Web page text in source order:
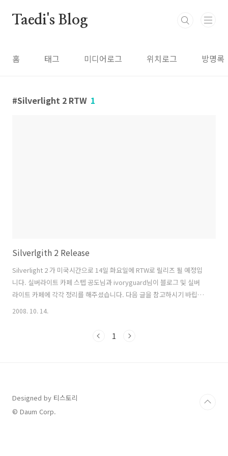
Taedi's Blog
홈 태그 미디어로그 위치로그 방명록
Silverlight 2 RTW 1
Silverlgith 2 Release
Silverlight 2 가 미국시간으로 14일 화요일에 RTW로 릴리즈 될 예정입
니다. 실버라이트 카페 스텝 공도님과 ivoryguard님이 블로그 및 실버
라이트 카페에 각각 정리를 해주셨습니다. 다음 글을 참고하시기 바립니
다. 공도님 블로그 : http://gongdo.tistory.com/324 ivoryguard :
사 PS) RTW(Release To Web:온라인 릴리즈)
2008. 10. 14.
1
Designed by 티스토리
© Daum Corp.